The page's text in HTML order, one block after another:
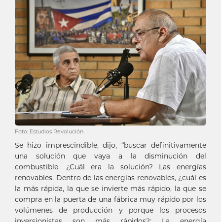
Foto: Estudios Revolución
Se hizo imprescindible, dijo, “buscar definitivamente
una solución que vaya a la disminución del
combustible. ¿Cuál era la solución? Las energías
renovables. Dentro de las energías renovables, ¿cuál es
la más rápida, la que se invierte más rápido, la que se
compra en la puerta de una fábrica muy rápido por los
volúmenes de producción y porque los procesos